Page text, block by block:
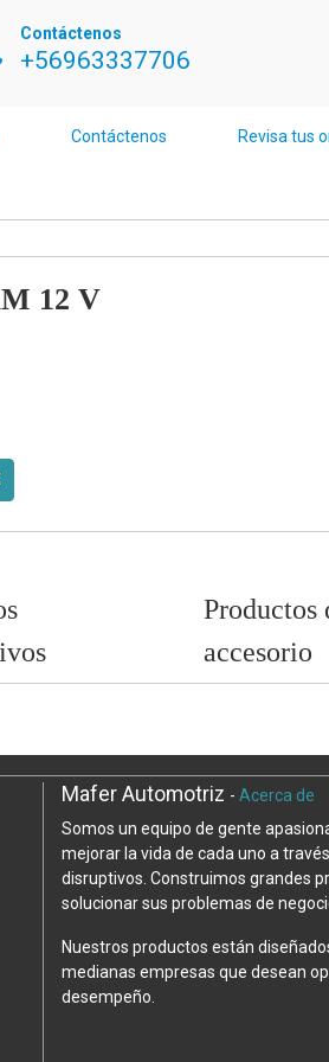
Contáctenos
+56963337706
Contáctenos Revisa tus
12 V
Productos
accesorio
Mafer Automotriz - Acerca de
Somos un equipo de gente
mejorar la vida de cada uno a
disruptivos. Construimos grandes
solucionar sus problemas de
Nuestros productos están
medianas empresas que desean
desempeño.